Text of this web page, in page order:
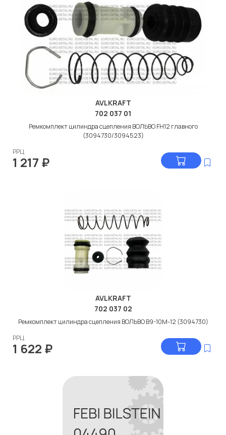
AVLKRAFT
702 037 01
Ремкомплект цилиндра сцепления ВОЛЬВО FH12 главного
(3094730/3094523)
РРЦ
1 217 ₽
AVLKRAFT
702 037 02
Ремкомплект цилиндра сцепления ВОЛЬВО В9-10М-12 (3094730)
РРЦ
1 622 ₽